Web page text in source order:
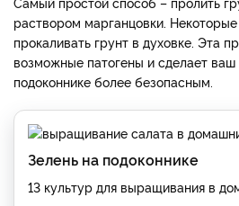
раствором марганцовки.
прокаливать грунт в духовке. Эта
возможные патогены и сделает ваш
подоконнике более безопасным.
Зелень на подоконнике
13 культур для выращивания в